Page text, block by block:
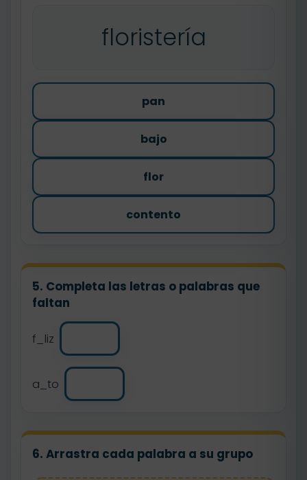
floristería
pan
bajo
flor
contento
5. Completa las letras o palabras que
faltan
f_liz
a_to
6. Arrastra cada palabra a su grupo